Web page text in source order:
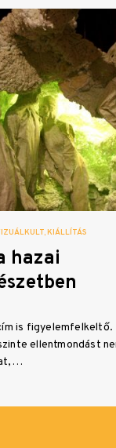
KIÁLLÍTÁS
hazai
is
ellentmondást